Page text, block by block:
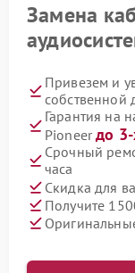
Замена
Привезем и
собственной
Гарантия на
Pioneerдо
Срочный
часа
Скидка для
Получите